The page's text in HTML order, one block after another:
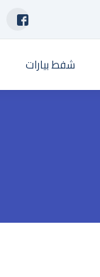
شفط بيارات